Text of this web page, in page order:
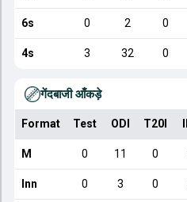
6s 0 2 0
4s 3 32 0
गेंदबाजी आँकड़े
Format Test ODI T20I
M 0 11 0
Inn 0 3 0